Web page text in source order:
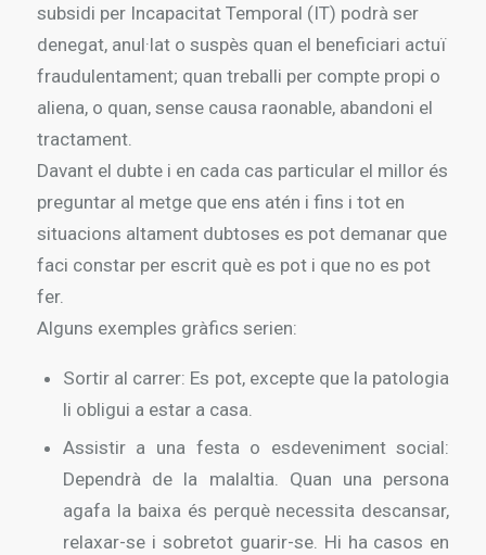
subsidi per Incapacitat Temporal (IT) podrà ser
denegat, anul·lat o suspès quan el beneficiari actuï
fraudulentament; quan treballi per compte propi o
aliena, o quan, sense causa raonable, abandoni el
tractament.
Davant el dubte i en cada cas particular el millor és
preguntar al metge que ens atén i fins i tot en
situacions altament dubtoses es pot demanar que
faci constar per escrit què es pot i que no es pot
fer.
Alguns exemples gràfics serien:
Sortir al carrer: Es pot, excepte que la patologia
li obligui a estar a casa.
Assistir a una festa o esdeveniment social:
Dependrà de la malaltia. Quan una persona
agafa la baixa és perquè necessita descansar,
relaxar-se i sobretot guarir-se. Hi ha casos en